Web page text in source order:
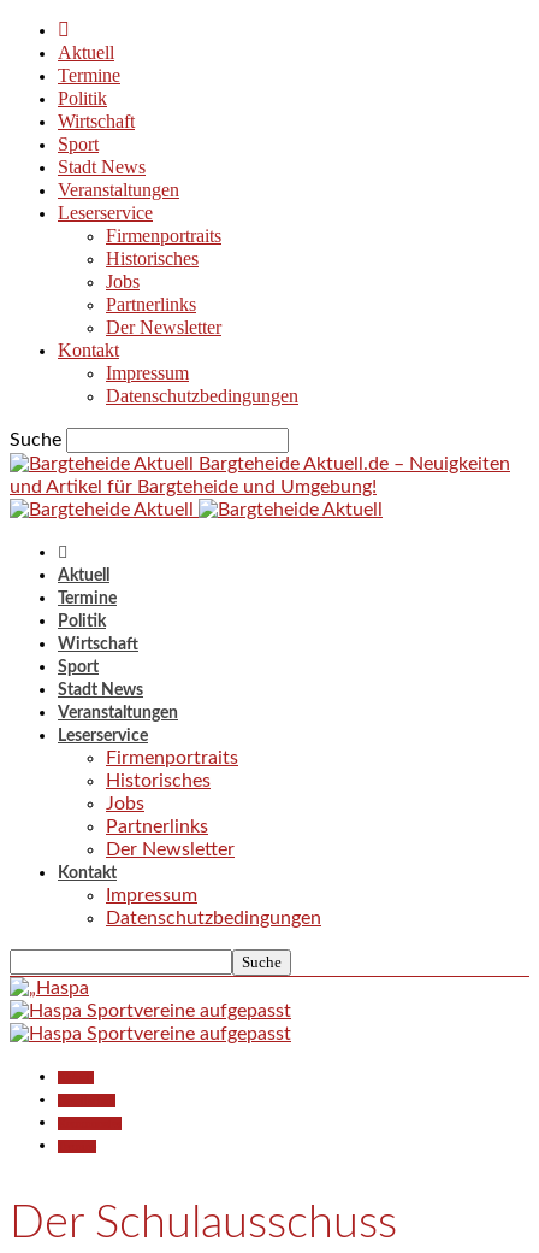
Aktuell
Termine
Politik
Wirtschaft
Sport
Stadt News
Veranstaltungen
Leserservice
Firmenportraits
Historisches
Jobs
Partnerlinks
Der Newsletter
Kontakt
Impressum
Datenschutzbedingungen
Suche
Bargteheide Aktuell.de – Neuigkeiten
und Artikel für Bargteheide und Umgebung!
Aktuell
Termine
Politik
Wirtschaft
Sport
Stadt News
Veranstaltungen
Leserservice
Firmenportraits
Historisches
Jobs
Partnerlinks
Der Newsletter
Kontakt
Impressum
Datenschutzbedingungen
Der Schulausschuss